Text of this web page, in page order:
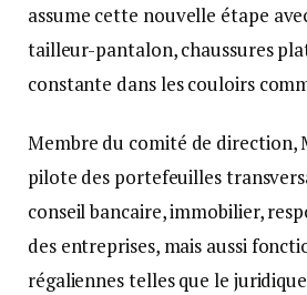
assume cette nouvelle étape
tailleur-pantalon, chaussures
constante dans les couloirs
Membre du comité de direction,
pilote des portefeuilles
conseil bancaire, immobilier,
des entreprises, mais aussi
régaliennes telles que le